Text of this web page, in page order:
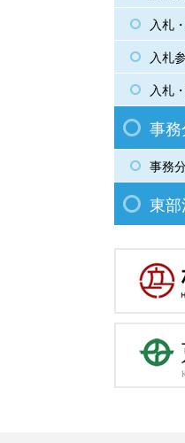
入札
入札
入札
事務
事務
東部